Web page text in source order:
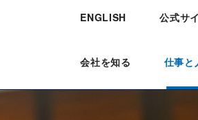
ENGLISH 公式サ
会社を知る 仕事と